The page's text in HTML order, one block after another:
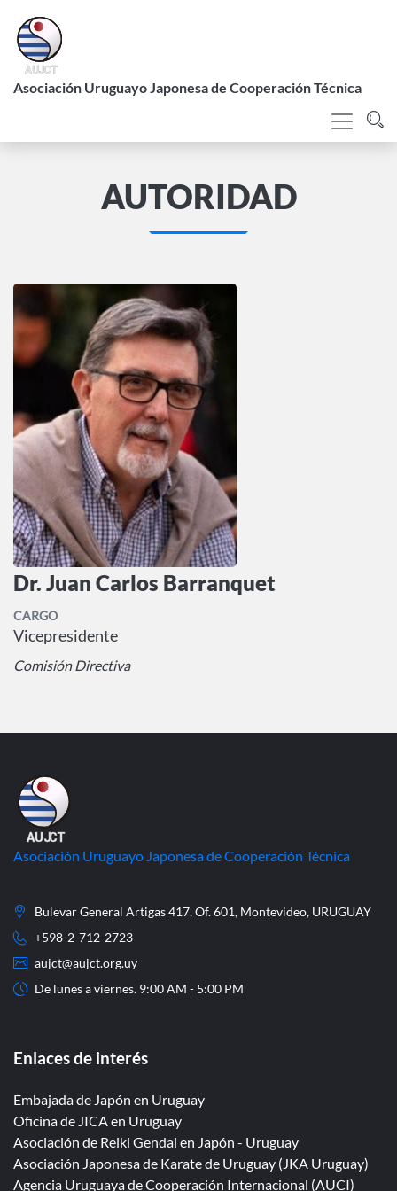
contenido
principal
Asociación Uruguayo Japonesa de Cooperación Técnica
AUTORIDAD
Dr. Juan Carlos Barranquet
CARGO
Vicepresidente
Comisión Directiva
Asociación Uruguayo Japonesa de Cooperación Técnica
Bulevar General Artigas 417, Of. 601, Montevideo, URUGUAY
+598-2-712-2723
aujct@aujct.org.uy
De lunes a viernes. 9:00 AM - 5:00 PM
Enlaces de interés
Embajada de Japón en Uruguay
Oficina de JICA en Uruguay
Asociación de Reiki Gendai en Japón - Uruguay
Asociación Japonesa de Karate de Uruguay (JKA Uruguay)
Agencia Uruguaya de Cooperación Internacional (AUCI)